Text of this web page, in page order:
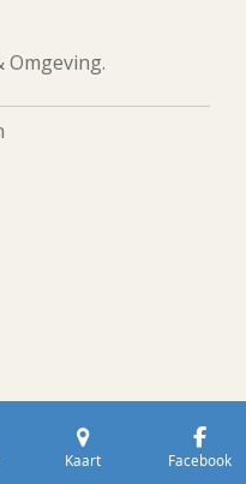
Omgeving.
Kaart Facebook